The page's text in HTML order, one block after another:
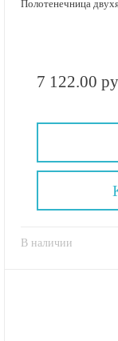
Полотенечница
7 122.00
В наличии